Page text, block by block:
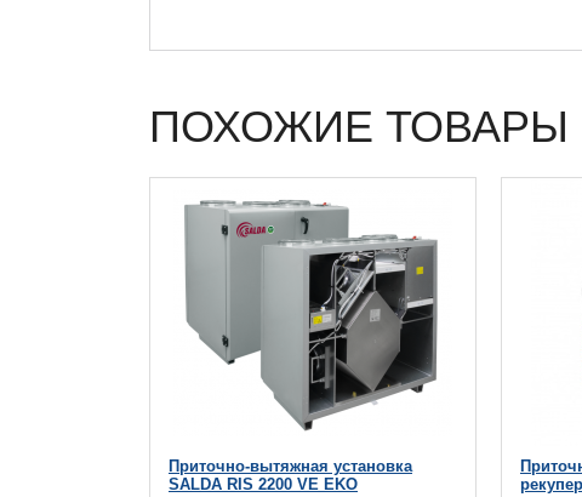
ПОХОЖИЕ ТОВАРЫ
Приточно-вытяжная установка
SALDA RIS 2200 VЕ EKO